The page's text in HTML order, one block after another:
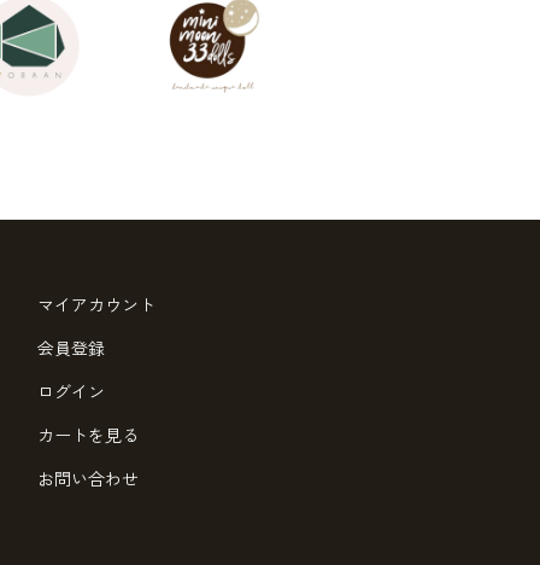
マイアカウント
会員登録
ログイン
カートを見る
お問い合わせ